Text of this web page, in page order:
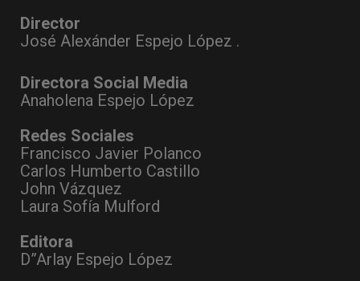
Director
José Alexánder Espejo López .
Directora Social Media
Anaholena Espejo López
Redes Sociales
Francisco Javier Polanco
Carlos Humberto Castillo
John Vázquez
Laura Sofía Mulford
Editora
D”Arlay Espejo López